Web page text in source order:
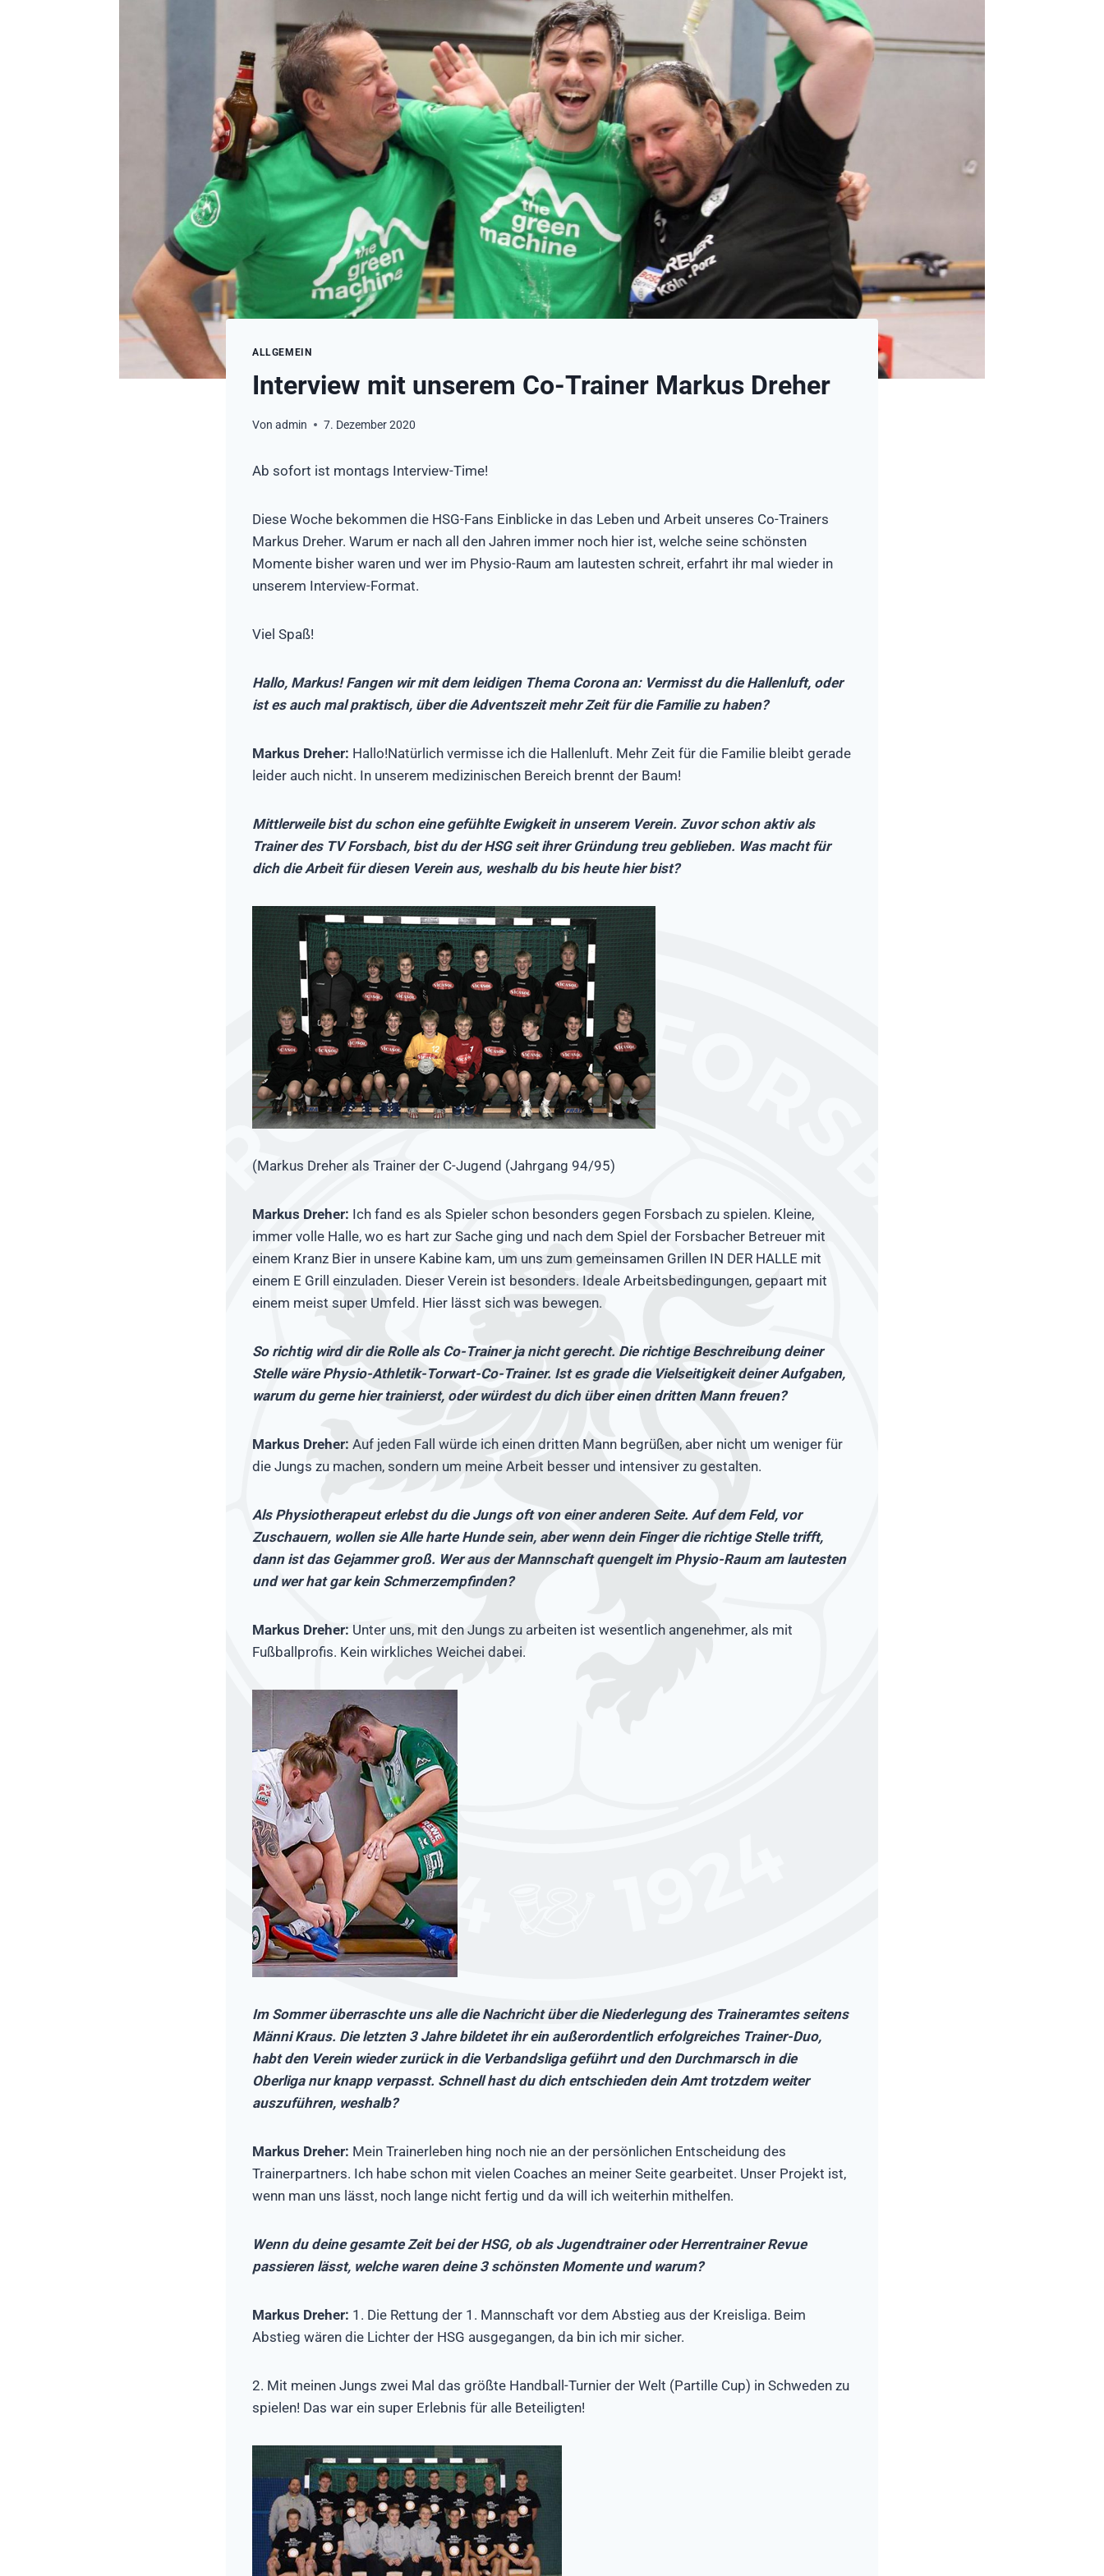
ALLGEMEIN
Interview mit unserem Co-Trainer Markus Dreher
Von admin 7. Dezember 2020
Ab sofort ist montags Interview-Time!
Diese Woche bekommen die HSG-Fans Einblicke in das Leben und Arbeit unseres Co-Trainers
Markus Dreher. Warum er nach all den Jahren immer noch hier ist, welche seine schönsten
Momente bisher waren und wer im Physio-Raum am lautesten schreit, erfahrt ihr mal wieder in
unserem Interview-Format.
Viel Spaß!
Hallo, Markus! Fangen wir mit dem leidigen Thema Corona an: Vermisst du die Hallenluft, oder
ist es auch mal praktisch, über die Adventszeit mehr Zeit für die Familie zu haben?
Markus Dreher: Hallo!Natürlich vermisse ich die Hallenluft. Mehr Zeit für die Familie bleibt gerade
leider auch nicht. In unserem medizinischen Bereich brennt der Baum!
Mittlerweile bist du schon eine gefühlte Ewigkeit in unserem Verein. Zuvor schon aktiv als
Trainer des TV Forsbach, bist du der HSG seit ihrer Gründung treu geblieben. Was macht für
dich die Arbeit für diesen Verein aus, weshalb du bis heute hier bist?
(Markus Dreher als Trainer der C-Jugend (Jahrgang 94/95)
Markus Dreher: Ich fand es als Spieler schon besonders gegen Forsbach zu spielen. Kleine,
immer volle Halle, wo es hart zur Sache ging und nach dem Spiel der Forsbacher Betreuer mit
einem Kranz Bier in unsere Kabine kam, um uns zum gemeinsamen Grillen IN DER HALLE mit
einem E Grill einzuladen. Dieser Verein ist besonders. Ideale Arbeitsbedingungen, gepaart mit
einem meist super Umfeld. Hier lässt sich was bewegen.
So richtig wird dir die Rolle als Co-Trainer ja nicht gerecht. Die richtige Beschreibung deiner
Stelle wäre Physio-Athletik-Torwart-Co-Trainer. Ist es grade die Vielseitigkeit deiner Aufgaben,
warum du gerne hier trainierst, oder würdest du dich über einen dritten Mann freuen?
Markus Dreher: Auf jeden Fall würde ich einen dritten Mann begrüßen, aber nicht um weniger für
die Jungs zu machen, sondern um meine Arbeit besser und intensiver zu gestalten.
Als Physiotherapeut erlebst du die Jungs oft von einer anderen Seite. Auf dem Feld, vor
Zuschauern, wollen sie Alle harte Hunde sein, aber wenn dein Finger die richtige Stelle trifft,
dann ist das Gejammer groß. Wer aus der Mannschaft quengelt im Physio-Raum am lautesten
und wer hat gar kein Schmerzempfinden?
Markus Dreher: Unter uns, mit den Jungs zu arbeiten ist wesentlich angenehmer, als mit
Fußballprofis. Kein wirkliches Weichei dabei.
Im Sommer überraschte uns alle die Nachricht über die Niederlegung des Traineramtes seitens
Männi Kraus. Die letzten 3 Jahre bildetet ihr ein außerordentlich erfolgreiches Trainer-Duo,
habt den Verein wieder zurück in die Verbandsliga geführt und den Durchmarsch in die
Oberliga nur knapp verpasst. Schnell hast du dich entschieden dein Amt trotzdem weiter
auszuführen, weshalb?
Markus Dreher: Mein Trainerleben hing noch nie an der persönlichen Entscheidung des
Trainerpartners. Ich habe schon mit vielen Coaches an meiner Seite gearbeitet. Unser Projekt ist,
wenn man uns lässt, noch lange nicht fertig und da will ich weiterhin mithelfen.
Wenn du deine gesamte Zeit bei der HSG, ob als Jugendtrainer oder Herrentrainer Revue
passieren lässt, welche waren deine 3 schönsten Momente und warum?
Markus Dreher: 1. Die Rettung der 1. Mannschaft vor dem Abstieg aus der Kreisliga. Beim
Abstieg wären die Lichter der HSG ausgegangen, da bin ich mir sicher.
2. Mit meinen Jungs zwei Mal das größte Handball-Turnier der Welt (Partille Cup) in Schweden zu
spielen! Das war ein super Erlebnis für alle Beteiligten!